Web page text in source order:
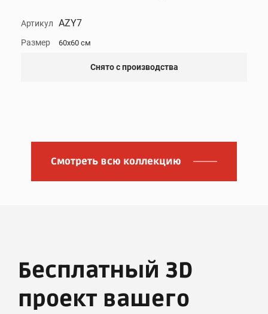
Артикул AZY7
Размер 60x60 см
Снято с производства
Смотреть всю коллекцию
Бесплатный 3D
проект вашего